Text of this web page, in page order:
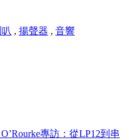
, 揚聲器 , 音響
專訪：從LP12到串